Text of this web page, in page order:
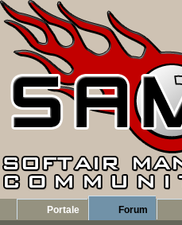
Portale Forum